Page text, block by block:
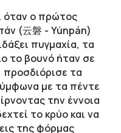
όταν ο πρώτος
(云磐 - Yúnpán)
πυγμαχία, τα
το βουνό ήταν σε
τα
με τα πέντε
την έννοια
το κρύο και να
της φόρμας